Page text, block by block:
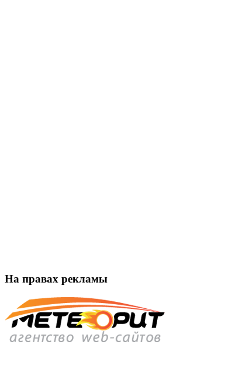
На правах рекламы